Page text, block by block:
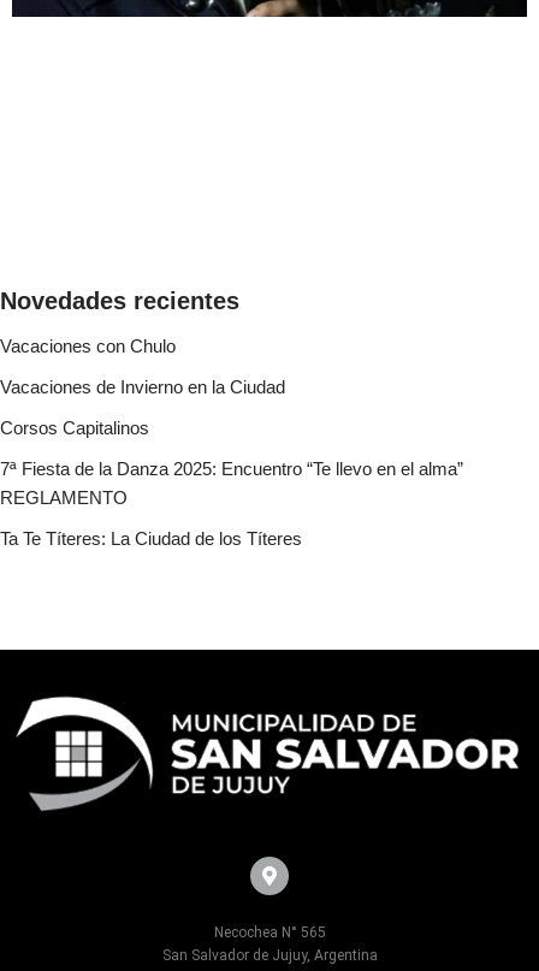
Novedades recientes
Vacaciones con Chulo
Vacaciones de Invierno en la Ciudad
Corsos Capitalinos
7ª Fiesta de la Danza 2025: Encuentro “Te llevo en el alma”
REGLAMENTO
Ta Te Títeres: La Ciudad de los Títeres
Necochea N° 565
San Salvador de Jujuy, Argentina